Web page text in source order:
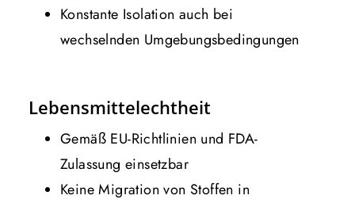
Konstante Isolation auch bei
wechselnden Umgebungsbedingungen
Lebensmittelechtheit
Gemäß EU-Richtlinien und FDA-
Zulassung einsetzbar
Keine Migration von Stoffen in